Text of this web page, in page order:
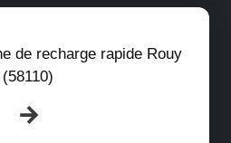
de recharge rapide Rouy
(58110)